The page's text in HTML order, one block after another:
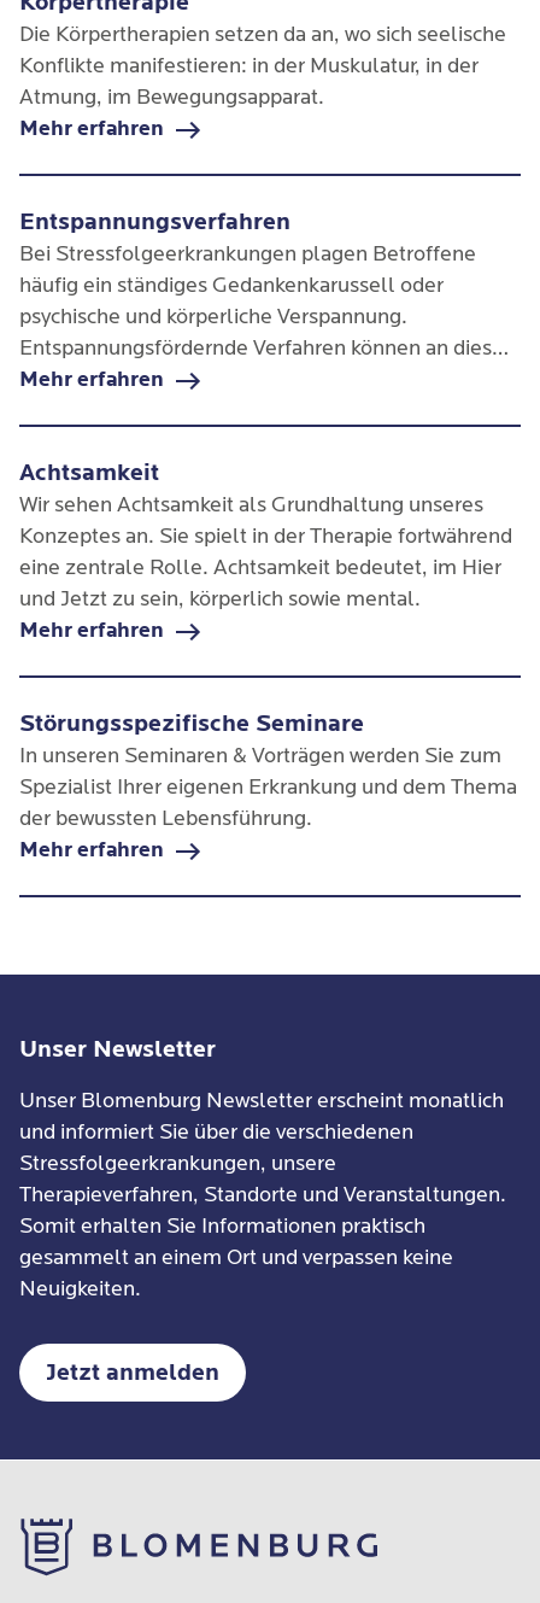
Die Körpertherapien setzen da an, wo sich seelische
Konflikte manifestieren: in der Muskulatur, in der
Atmung, im Bewegungsapparat.
Mehr erfahren
Entspannungsverfahren
Bei Stressfolgeerkrankungen plagen Betroffene
häufig ein ständiges Gedankenkarussell oder
psychische und körperliche Verspannung.
Entspannungsfördernde Verfahren können an dieser
Stelle ansetzen und große Linderung verschaffen.
Mehr erfahren
Achtsamkeit
Wir sehen Achtsamkeit als Grundhaltung unseres
Konzeptes an. Sie spielt in der Therapie fortwährend
eine zentrale Rolle. Achtsamkeit bedeutet, im Hier
und Jetzt zu sein, körperlich sowie mental.
Mehr erfahren
Störungsspezifische Seminare
In unseren Seminaren & Vorträgen werden Sie zum
Spezialist Ihrer eigenen Erkrankung und dem Thema
der bewussten Lebensführung.
Mehr erfahren
Unser Newsletter
Unser Blomenburg Newsletter erscheint monatlich
und informiert Sie über die verschiedenen
Stressfolgeerkrankungen, unsere
Therapieverfahren, Standorte und Veranstaltungen.
Somit erhalten Sie Informationen praktisch
gesammelt an einem Ort und verpassen keine
Neuigkeiten.
Jetzt anmelden